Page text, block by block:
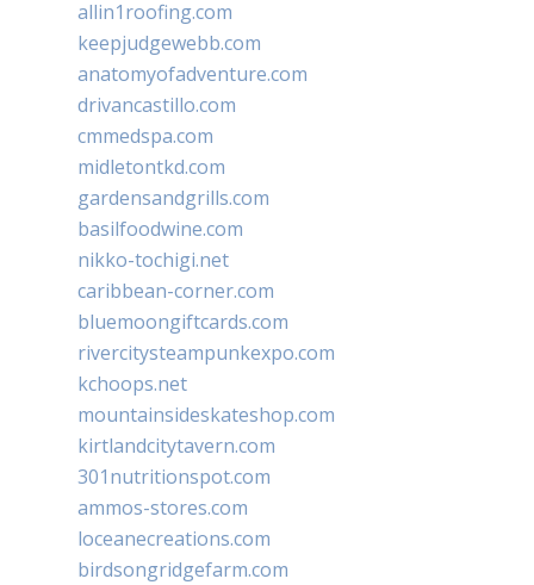
allin1roofing.com
keepjudgewebb.com
anatomyofadventure.com
drivancastillo.com
cmmedspa.com
midletontkd.com
gardensandgrills.com
basilfoodwine.com
nikko-tochigi.net
caribbean-corner.com
bluemoongiftcards.com
rivercitysteampunkexpo.com
kchoops.net
mountainsideskateshop.com
kirtlandcitytavern.com
301nutritionspot.com
ammos-stores.com
loceanecreations.com
birdsongridgefarm.com